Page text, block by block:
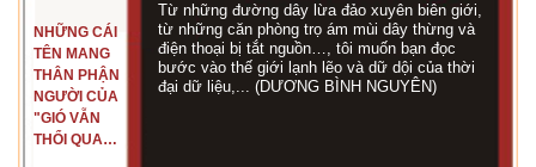
NHỮNG CÁI
TÊN MANG
THÂN PHẬN
NGƯỜI CỦA
"GIÓ VẪN
THỔI QUA
Từ những đường dây lừa đảo xuyên biên giới,
từ những căn phòng trọ ám mùi dây thừng và
điện thoại bị tắt nguồn…, tôi muốn bạn đọc
bước vào thế giới lạnh lẽo và dữ dội của thời
đại dữ liệu,... (DƯƠNG BÌNH NGUYÊN)